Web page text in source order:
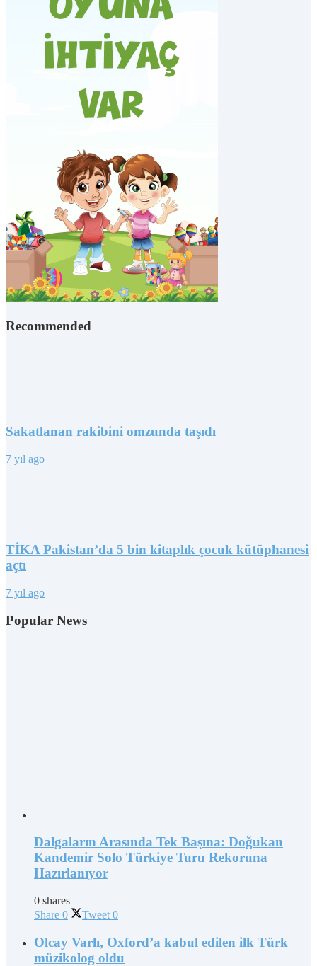
Recommended
Sakatlanan rakibini omzunda taşıdı
7 yıl ago
TİKA Pakistan’da 5 bin kitaplık çocuk kütüphanesi
açtı
7 yıl ago
Popular News
Dalgaların Arasında Tek Başına: Doğukan
Kandemir Solo Türkiye Turu Rekoruna
Hazırlanıyor
0 shares
Share 0 Tweet 0
Olcay Varlı, Oxford’a kabul edilen ilk Türk
müzikolog oldu